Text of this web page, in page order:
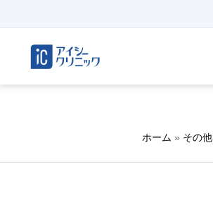
ホーム » その他